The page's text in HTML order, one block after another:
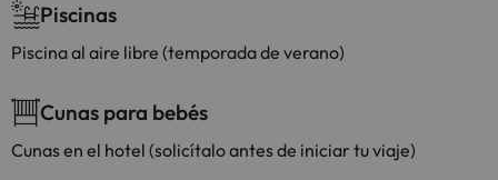
Piscinas
Piscina al aire libre (temporada de verano)
Cunas para bebés
Cunas en el hotel (solicítalo antes de iniciar tu viaje)